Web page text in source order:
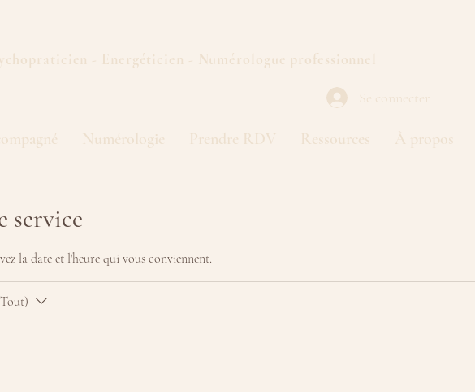
- Energéticien - Numérologue professionnel
Se connecter
Numérologie Prendre RDV Ressources À propos
service
la date et l'heure qui vous conviennent.